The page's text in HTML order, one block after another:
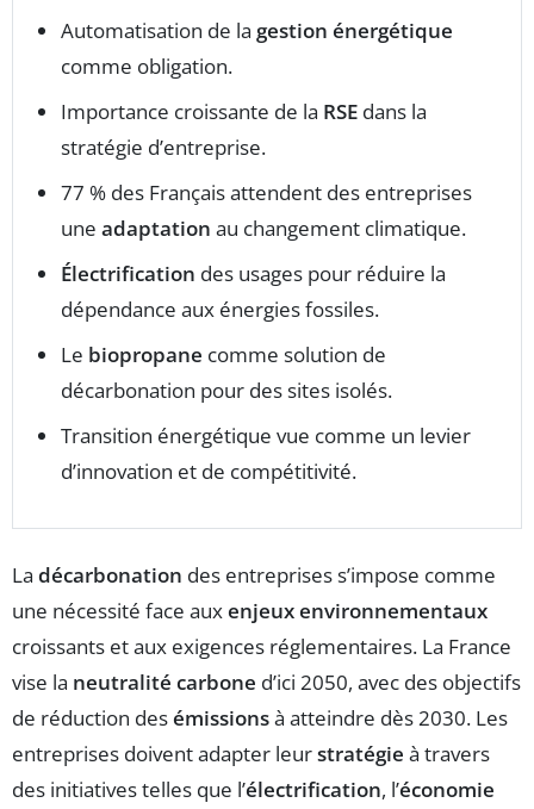
Automatisation de la gestion énergétique
comme obligation.
Importance croissante de la RSE dans la
stratégie d’entreprise.
77 % des Français attendent des entreprises
une adaptation au changement climatique.
Électrification des usages pour réduire la
dépendance aux énergies fossiles.
Le biopropane comme solution de
décarbonation pour des sites isolés.
Transition énergétique vue comme un levier
d’innovation et de compétitivité.
La décarbonation des entreprises s’impose comme
une nécessité face auxenjeux environnementaux
croissants et aux exigences réglementaires. La France
vise la neutralité carbone d’ici 2050, avec des objectifs
de réduction desémissionsà atteindre dès 2030. Les
entreprises doivent adapter leurstratégie à travers
des initiatives telles que l’électrification, l’économie